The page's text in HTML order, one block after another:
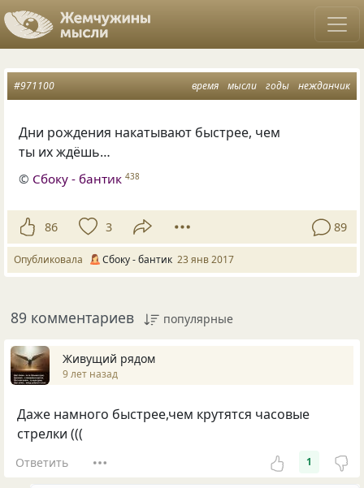
время мысли годы нежданчик
#971100
Дни рождения накатывают быстрее, чем
ты их ждёшь…
© Сбоку - бантик 438
86 3 89
Опубликовала Сбоку - бантик 23 янв 2017
89 комментариев популярные
Живущий рядом
9 лет назад
Даже намного быстрее,чем крутятся часовые
стрелки (((
Ответить 1